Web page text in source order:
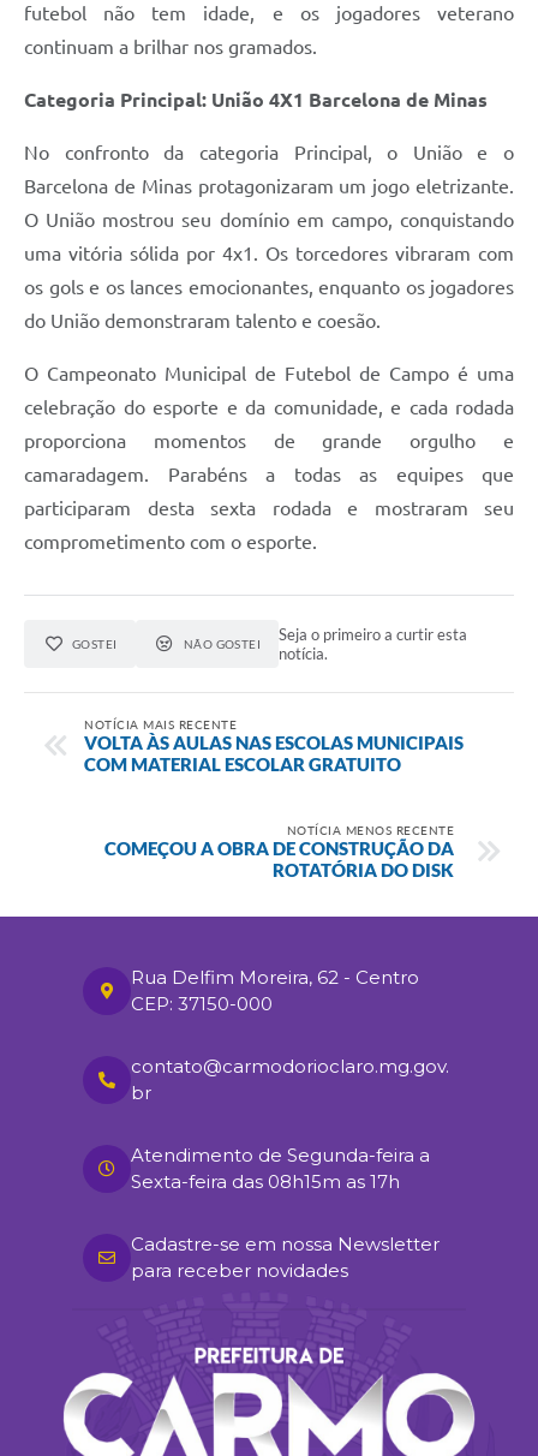
futebol não tem idade, e os jogadores veterano
continuam a brilhar nos gramados.
Categoria Principal: União 4X1 Barcelona de Minas
No confronto da categoria Principal, o União e o
Barcelona de Minas protagonizaram um jogo eletrizante.
O União mostrou seu domínio em campo, conquistando
uma vitória sólida por 4x1. Os torcedores vibraram com
os gols e os lances emocionantes, enquanto os jogadores
do União demonstraram talento e coesão.
O Campeonato Municipal de Futebol de Campo é uma
celebração do esporte e da comunidade, e cada rodada
proporciona momentos de grande orgulho e
camaradagem. Parabéns a todas as equipes que
participaram desta sexta rodada e mostraram seu
comprometimento com o esporte.
GOSTEI NÃO GOSTEI
Seja o primeiro a curtir esta
notícia.
NOTÍCIA MAIS RECENTE
VOLTA ÀS AULAS NAS ESCOLAS MUNICIPAIS
COM MATERIAL ESCOLAR GRATUITO
NOTÍCIA MENOS RECENTE
COMEÇOU A OBRA DE CONSTRUÇÃO DA
ROTATÓRIA DO DISK
Rua Delfim Moreira, 62 - Centro
CEP: 37150-000
contato@carmodorioclaro.mg.gov.
br
Atendimento de Segunda-feira a
Sexta-feira das 08h15m as 17h
Cadastre-se em nossa Newsletter
para receber novidades